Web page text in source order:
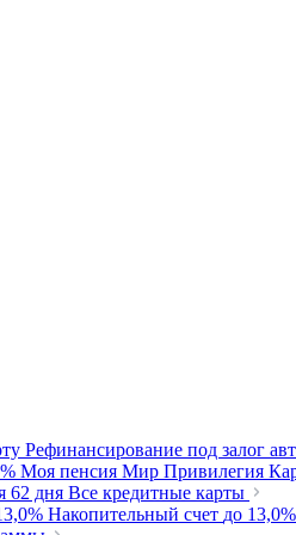
Рефинансирование под залог
Моя пенсия Мир Привилегия
62 дня Все кредитные карты
Накопительный счет до 13,0%